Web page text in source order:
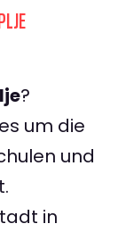
?
um die
und
in